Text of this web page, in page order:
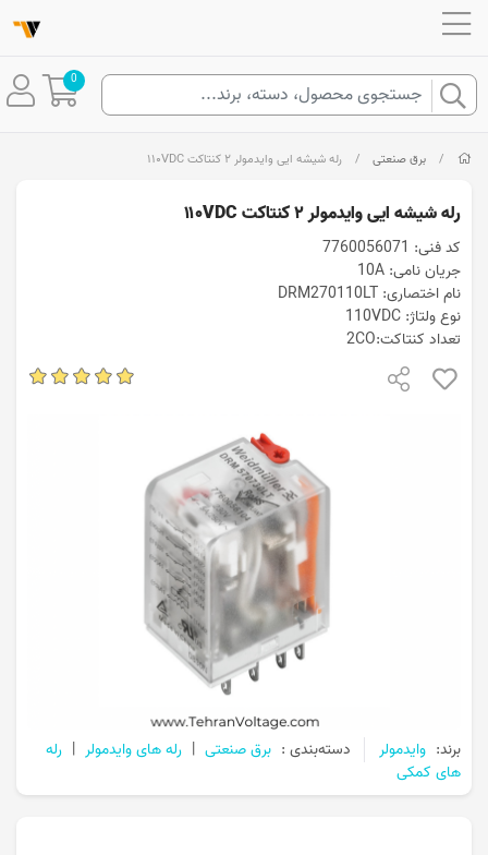
0
/ برق صنعتی / رله شیشه ایی وایدمولر ۲ کنتاکت ۱۱۰VDC
رله شیشه ایی وایدمولر ۲ کنتاکت ۱۱۰VDC
کد فنی: 7760056071
جریان نامی: 10A
نام اختصاری: DRM270110LT
نوع ولتاژ: 110VDC
تعداد کنتاکت:2CO
برند: وایدمولر دسته‌بندی : برق صنعتی | رله های وایدمولر | رله
های کمکی